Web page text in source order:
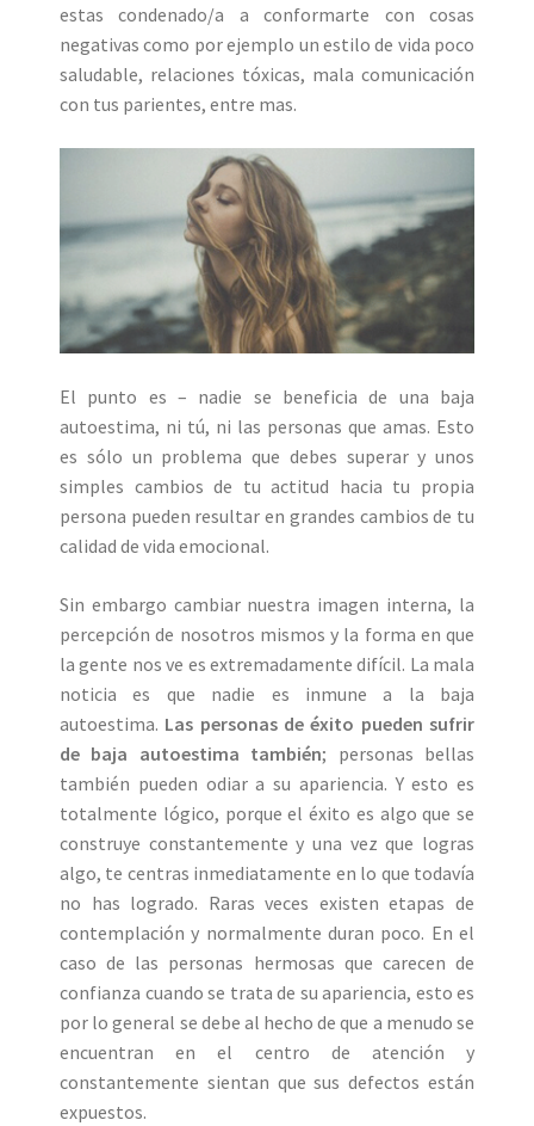
estas condenado/a a conformarte con cosas
negativas como por ejemplo un estilo de vida poco
saludable, relaciones tóxicas, mala comunicación
con tus parientes, entre mas.
El punto es – nadie se beneficia de una baja
autoestima, ni tú, ni las personas que amas. Esto
es sólo un problema que debes superar y unos
simples cambios de tu actitud hacia tu propia
persona pueden resultar en grandes cambios de tu
calidad de vida emocional.
Sin embargo cambiar nuestra imagen interna, la
percepción de nosotros mismos y la forma en que
la gente nos ve es extremadamente difícil. La mala
noticia es que nadie es inmune a la baja
autoestima. Las personas de éxito pueden sufrir
de baja autoestima también; personas bellas
también pueden odiar a su apariencia. Y esto es
totalmente lógico, porque el éxito es algo que se
construye constantemente y una vez que logras
algo, te centras inmediatamente en lo que todavía
no has logrado. Raras veces existen etapas de
contemplación y normalmente duran poco. En el
caso de las personas hermosas que carecen de
confianza cuando se trata de su apariencia, esto es
por lo general se debe al hecho de que a menudo se
encuentran en el centro de atención y
constantemente sientan que sus defectos están
expuestos.